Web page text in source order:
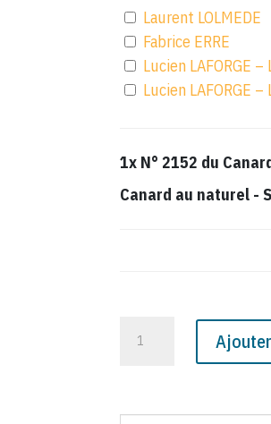
Laurent LOLMEDE
Fabrice ERRE
Lucien LAFORGE –
Lucien LAFORGE –
1x N° 2152 du
Canard au naturel -